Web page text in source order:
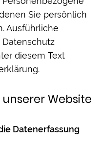
Sie persönlich
Ausführliche
diesem Text
Website
Datenerfassung